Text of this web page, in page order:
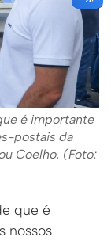
é importante
postais da
Coelho. (Foto:
que é
nossos